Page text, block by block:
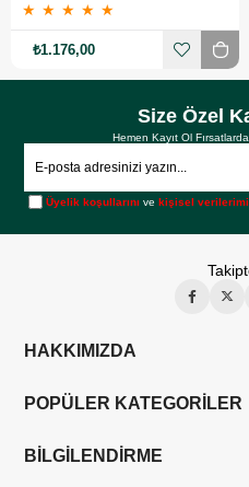
★ ★ ★ ★ ★
₺1.176,00
Size Özel
Hemen Kayıt Ol
Üyelik koşullarını vekişisel
HAKKIMIZDA
POPÜLER KATEGORİLER
BİLGİLENDİRME